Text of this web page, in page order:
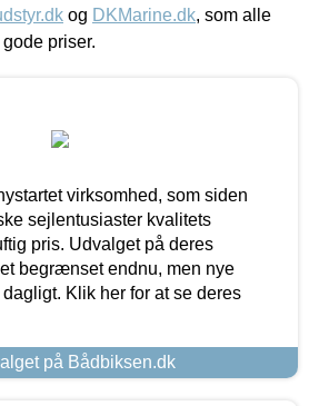
og DKMarine.dk, som alle
priser.
virksomhed, som siden
sejlentusiaster kvalitets
pris. Udvalget på deres
begrænset endnu, men nye
Klik her for at se deres
på Bådbiksen.dk